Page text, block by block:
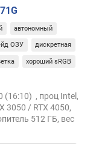
автономный
ОЗУ дискретная
хороший sRGB
(16:10) , проц Intel,
3050 / RTX 4050,
512 ГБ, вес